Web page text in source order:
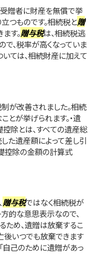
受贈者に財産を無償で挙
つものです。相続税と贈
す。贈与税は、相続税逃
、税率が高くなっていま
ては、相続財産に加えて
が改善されました。相続
とが挙げられます。・遺
除とは、すべての遺産総
た遺産額によって差し引
控除の金額の計算式
贈与税ではなく相続税が
的な意思表示なので、
ため、遺贈は放棄するこ
後いつでも放棄できます
自己のために遺贈があっ